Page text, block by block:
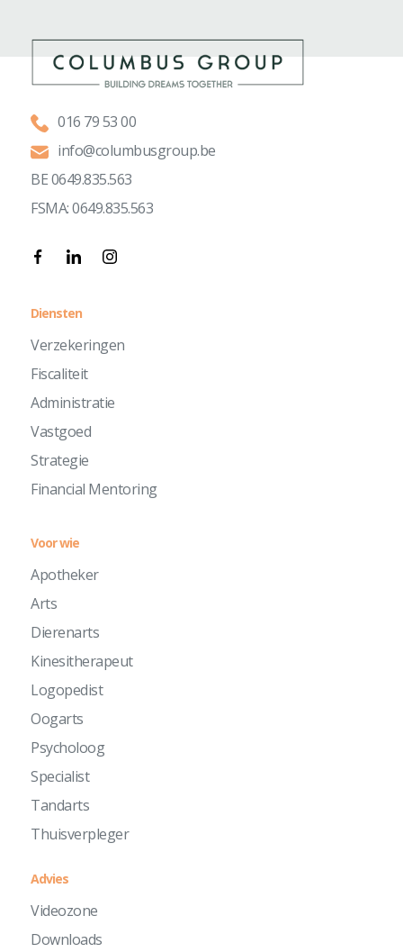
016 79 53 00
info@columbusgroup.be
BE 0649.835.563
FSMA: 0649.835.563
Diensten
Verzekeringen
Fiscaliteit
Administratie
Vastgoed
Strategie
Financial Mentoring
Voor wie
Apotheker
Arts
Dierenarts
Kinesitherapeut
Logopedist
Oogarts
Psycholoog
Specialist
Tandarts
Thuisverpleger
Advies
Videozone
Downloads